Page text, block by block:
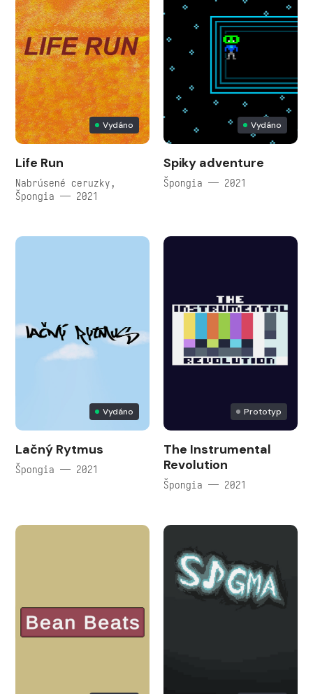
Vydáno
Life Run
Nabrúsené ceruzky,
Špongia — 2021
Vydáno
Spiky adventure
Špongia — 2021
Vydáno
Lačný Rytmus
Špongia — 2021
Prototyp
The Instrumental
Revolution
Špongia — 2021